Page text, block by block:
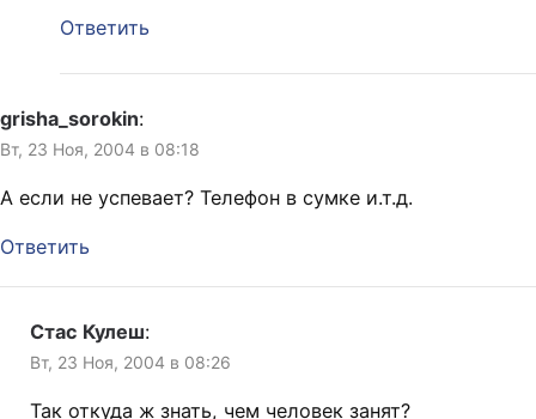
Ответить
grisha_sorokin:
Вт, 23 Ноя, 2004 в 08:18
А если не успевает? Телефон в сумке и.т.д.
Ответить
Стас Кулеш:
Вт, 23 Ноя, 2004 в 08:26
Так откуда ж знать, чем человек занят?